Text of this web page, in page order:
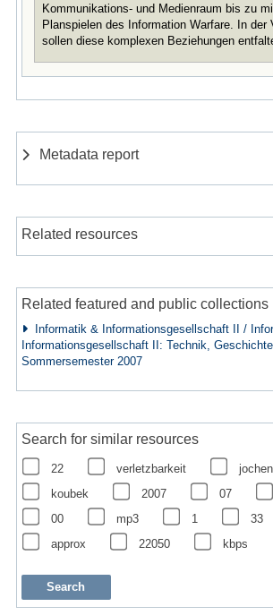
Kommunikations- und Medienraum bis zu
Planspielen des Information Warfare. In der
sollen diese komplexen Beziehungen
Metadata report
Related resources
Related featured and public collections
Informatik & Informationsgesellschaft II /
Informationsgesellschaft II: Technik,
Sommersemester 2007
Search for similar resources
22 verletzbarkeit
jochen
koubek
2007 07
00
mp3 1 33
approx
22050 kbps